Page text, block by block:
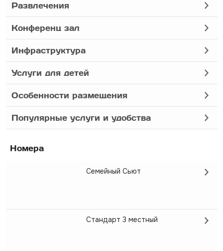
Развлечения
Конференц зал
Инфраструктура
Услуги для детей
Особенности размещения
Популярные услуги и удобства
Номера
Семейный Сьют
Стандарт 3 местный